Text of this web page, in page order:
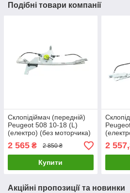
Подібні товари компанії
Склопідіймач (передній)
Peugeot 508 10-18 (L)
(електро) (без моторчика)
MIRAGLIO 30/1829 UA61
2 565 ₴ 2 850 ₴
Купити
2
Акційні пропозиції та новинки